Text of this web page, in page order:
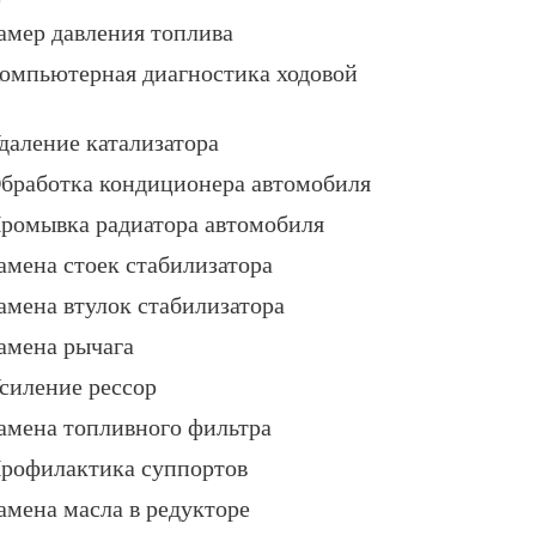
давления топлива
диагностика ходовой
катализатора
кондиционера автомобиля
радиатора автомобиля
стоек стабилизатора
втулок стабилизатора
рычага
рессор
топливного фильтра
суппортов
масла в редукторе